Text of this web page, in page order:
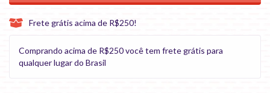
Frete grátis acima de R$250!
Comprando acima de R$250 você tem frete grátis para
qualquer lugar do Brasil